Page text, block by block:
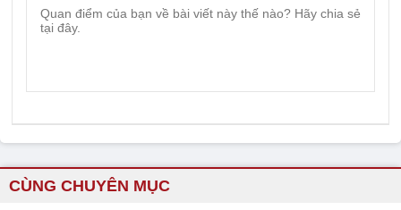
CÙNG CHUYÊN MỤC